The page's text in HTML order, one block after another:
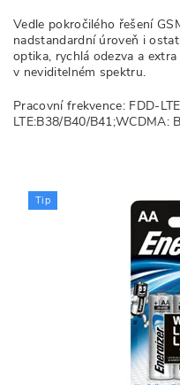
Vedle pokročilého řešení
nadstandardní úroveň i
optika, rychlá odezva a
v neviditelném spektru.
Pracovní frekvence: FDD-
LTE:B38/B40/B41;WCDMA:
Tip